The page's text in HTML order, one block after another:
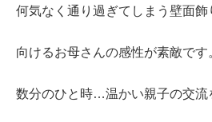
何気なく通り過ぎてしまう壁面飾
向けるお母さんの感性が素敵です
数分のひと時…温かい親子の交流